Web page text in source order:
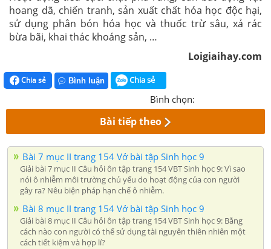
hoang dã, chiến tranh, sản xuất chất hóa học độc hại,
sử dụng phân bón hóa học và thuốc trừ sâu, xả rác
bừa bãi, khai thác khoáng sản, …
Loigiaihay.com
Chia sẻ Bình luận Chia sẻ
Bình chọn:
Bài tiếp theo
Bài 7 mục II trang 154 Vở bài tập Sinh học 9
Giải bài 7 mục II Câu hỏi ôn tập trang 154 VBT Sinh học 9: Vì sao
nói ô nhiễm môi trường chủ yếu do hoạt động của con người
gây ra? Nêu biện pháp hạn chế ô nhiễm.
Bài 8 mục II trang 154 Vở bài tập Sinh học 9
Giải bài 8 mục II Câu hỏi ôn tập trang 154 VBT Sinh học 9: Bằng
cách nào con người có thể sử dụng tài nguyên thiên nhiên một
cách tiết kiệm và hợp lí?